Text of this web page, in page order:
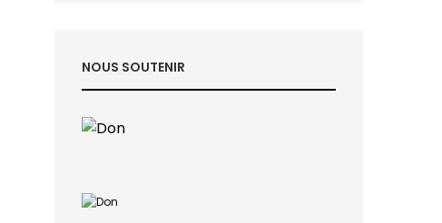
NOUS SOUTENIR